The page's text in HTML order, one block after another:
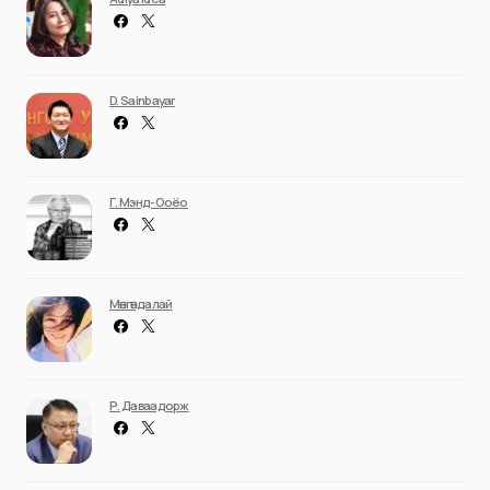
D. Sainbayar
Г. Мэнд-Ооёо
Мөнгөндалай
Р. Даваадорж